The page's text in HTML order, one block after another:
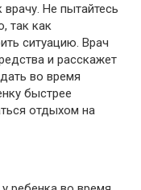
Не пытайтесь
так как
ситуацию. Врач
и расскажет
во время
быстрее
отдыхом на